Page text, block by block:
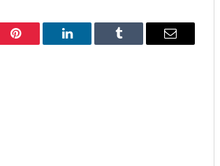
Pinterest LinkedIn Tumblr
E-